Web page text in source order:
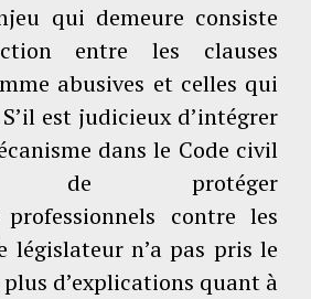
qui demeure consiste
entre les clauses
abusives et celles qui
est judicieux d’intégrer
dans le Code civil
de protéger
contre les
législateur n’a pas pris le
d’explications quant à